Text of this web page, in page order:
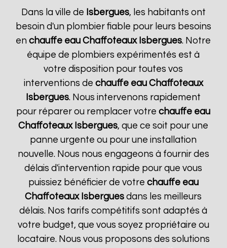
Dans la ville de Isbergues, les habitants ont
besoin d'un plombier fiable pour leurs besoins
enchauffe eau Chaffoteaux Isbergues. Notre
équipe de plombiers expérimentés est à
votre disposition pour toutes vos
interventions de chauffe eau Chaffoteaux
Isbergues. Nous intervenons rapidement
pour réparer ou remplacer votrechauffe eau
Chaffoteaux Isbergues, que ce soit pour une
panne urgente ou pour une installation
nouvelle. Nous nous engageons à fournir des
délais d'intervention rapide pour que vous
puissiez bénéficier de votre chauffe eau
Chaffoteaux Isbergues dans les meilleurs
délais. Nos tarifs compétitifs sont adaptés à
votre budget, que vous soyez propriétaire ou
locataire. Nous vous proposons des solutions